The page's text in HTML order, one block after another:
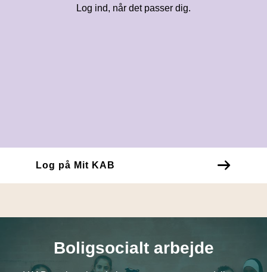
Log ind, når det passer dig.
Log på Mit KAB
Boligsocialt arbejde